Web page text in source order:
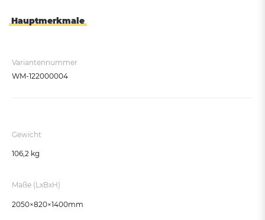
Hauptmerkmale
Variantennummer
WM-122000004
Gewicht
106,2 kg
Maße (LxBxH)
2050×820×1400mm